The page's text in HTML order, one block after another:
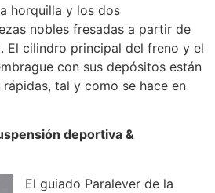
horquilla y los dos
nobles fresadas a partir de
El cilindro principal del freno y el
con sus depósitos están
tal y como se hace en
deportiva &
El guiado Paralever de la